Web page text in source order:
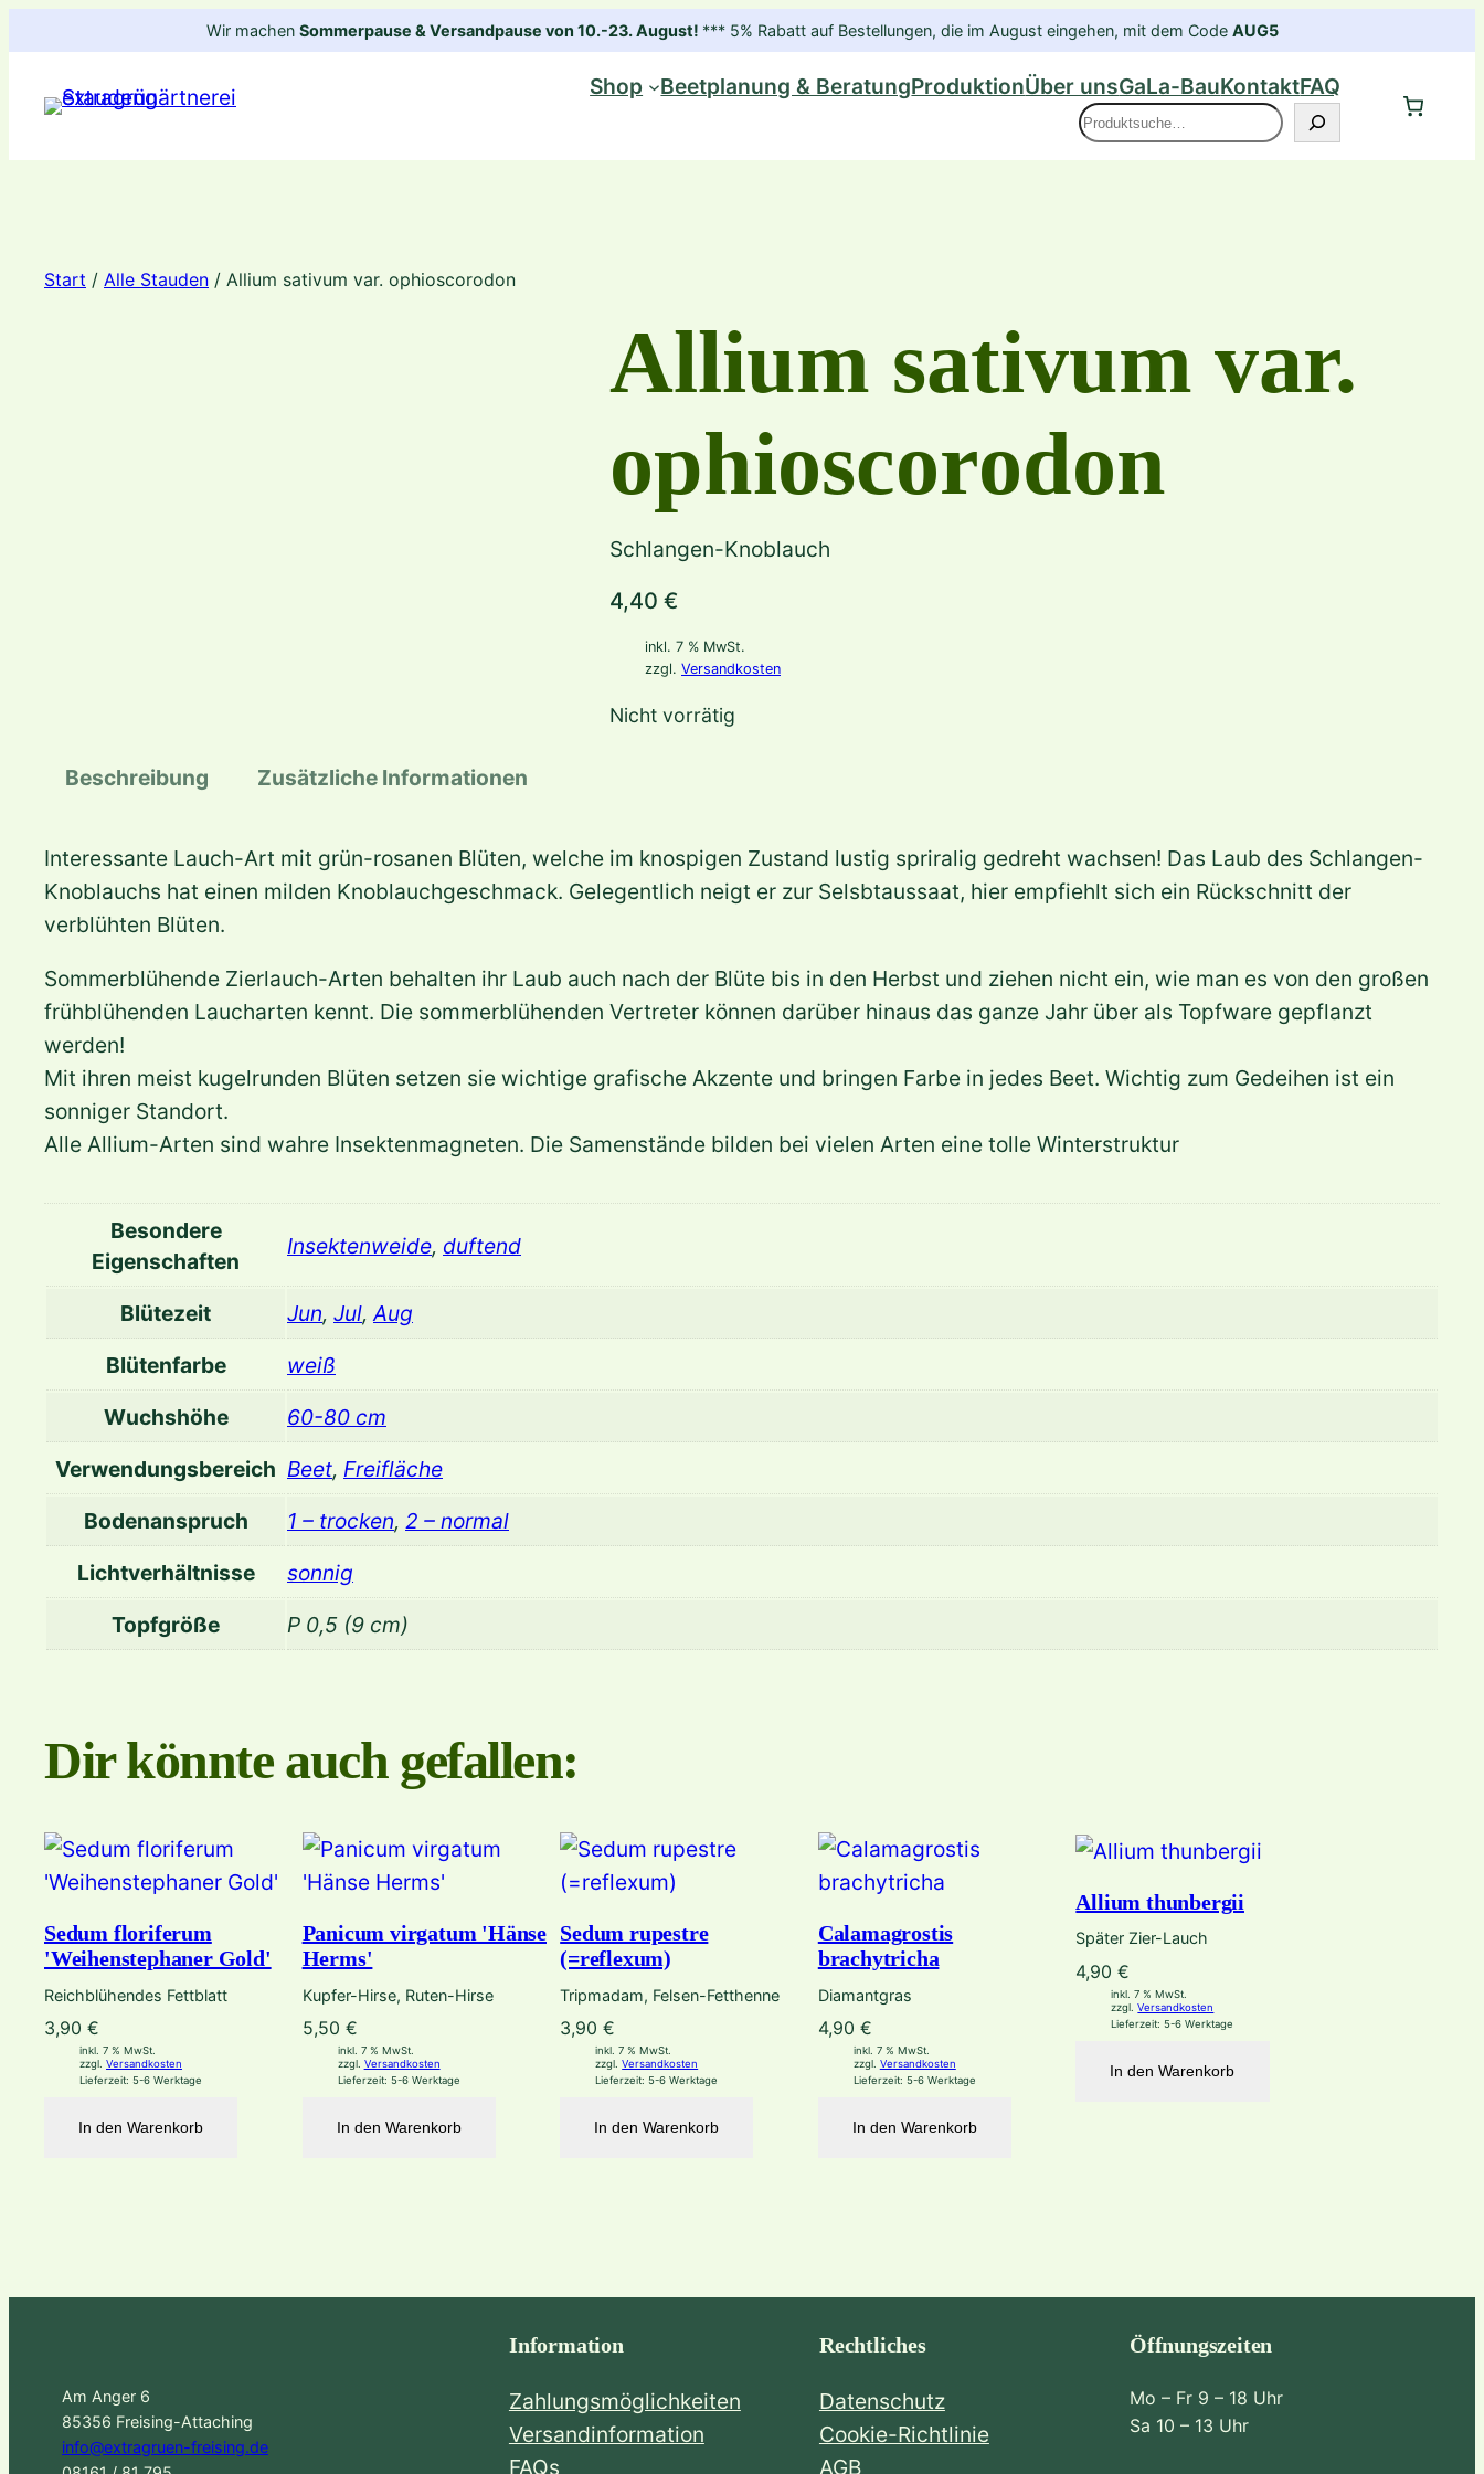
Inhalt
springen
Wir machen Sommerpause & Versandpause von 10.-23. August! *** 5% Rabatt auf Bestellungen, die im August eingehen, mit dem Code AUG5
Shop Beetplanung & BeratungProduktionÜber unsGaLa-BauKontaktFAQ
Suche
Start / Alle Stauden / Allium sativum var. ophioscorodon
Allium sativum var.
ophioscorodon
Schlangen-Knoblauch
4,40 €
inkl. 7 % MwSt.
zzgl. Versandkosten
Nicht vorrätig
Beschreibung Zusätzliche Informationen
Interessante Lauch-Art mit grün-rosanen Blüten, welche im knospigen Zustand lustig spriralig gedreht wachsen! Das Laub des Schlangen-
Knoblauchs hat einen milden Knoblauchgeschmack. Gelegentlich neigt er zur Selsbtaussaat, hier empfiehlt sich ein Rückschnitt der
verblühten Blüten.
Sommerblühende Zierlauch-Arten behalten ihr Laub auch nach der Blüte bis in den Herbst und ziehen nicht ein, wie man es von den großen
frühblühenden Laucharten kennt. Die sommerblühenden Vertreter können darüber hinaus das ganze Jahr über als Topfware gepflanzt
werden!
Mit ihren meist kugelrunden Blüten setzen sie wichtige grafische Akzente und bringen Farbe in jedes Beet. Wichtig zum Gedeihen ist ein
sonniger Standort.
Alle Allium-Arten sind wahre Insektenmagneten. Die Samenstände bilden bei vielen Arten eine tolle Winterstruktur
Besondere
Eigenschaften
Insektenweide, duftend
Blütezeit Jun, Jul,Aug
Blütenfarbe
weiß
Wuchshöhe
60-80 cm
Verwendungsbereich Beet, Freifläche
Bodenanspruch
1 – trocken, 2 – normal
Lichtverhältnisse
sonnig
Topfgröße
P 0,5 (9 cm)
Dir könnte auch gefallen:
Sedum floriferum
'Weihenstephaner Gold'
Reichblühendes Fettblatt
3,90 €
inkl. 7 % MwSt.
zzgl. Versandkosten
Lieferzeit: 5-6 Werktage
In den Warenkorb
Panicum virgatum 'Hänse
Herms'
Kupfer-Hirse, Ruten-Hirse
5,50 €
inkl. 7 % MwSt.
zzgl. Versandkosten
Lieferzeit: 5-6 Werktage
In den Warenkorb
Sedum rupestre
(=reflexum)
Tripmadam, Felsen-Fetthenne
3,90€
inkl. 7 % MwSt.
zzgl.Versandkosten
Lieferzeit:5-6 Werktage
In den Warenkorb
Calamagrostis
brachytricha
Diamantgras
4,90 €
inkl. 7 % MwSt.
zzgl. Versandkosten
Lieferzeit: 5-6 Werktage
In den Warenkorb
Allium thunbergii
Später Zier-Lauch
4,90€
inkl. 7 % MwSt.
zzgl.Versandkosten
Lieferzeit:5-6 Werktage
In den Warenkorb
Am Anger 6
85356 Freising-Attaching
info@extragruen-freising.de
Information
Zahlungsmöglichkeiten
Versandinformation
FAQs
Rechtliches
Datenschutz
Cookie-Richtlinie
AGB
Öffnungszeiten
Mo – Fr 9 – 18 Uhr
Sa 10 – 13 Uhr